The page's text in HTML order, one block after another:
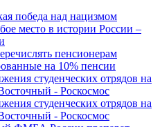
победа над нацизмом
место в истории России –
пенсионерам
на 10% пенсии
студенческих отрядов на
- Роскосмос
студенческих отрядов на
- Роскосмос